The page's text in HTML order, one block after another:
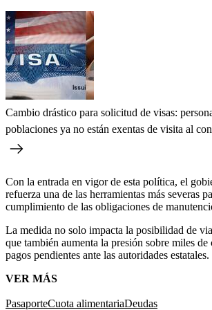
Cambio drástico para solicitud de visas:
poblaciones ya no están exentas de visita al
Con la entrada en vigor de esta política, el
refuerza una de las herramientas más severas
cumplimiento de las obligaciones de
La medida no solo impacta la posibilidad de
que también aumenta la presión sobre miles de
pagos pendientes ante las autoridades estatales.
VER MÁS
PasaporteCuota alimentariaDeudas